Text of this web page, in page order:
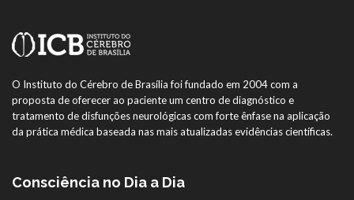
O Instituto do Cérebro de Brasília foi fundado em 2004 com a
proposta de oferecer ao paciente um centro de diagnóstico e
tratamento de disfunções neurológicas com forte ênfase na aplicação
da prática médica baseada nas mais atualizadas evidências científicas.
Consciência no Dia a Dia